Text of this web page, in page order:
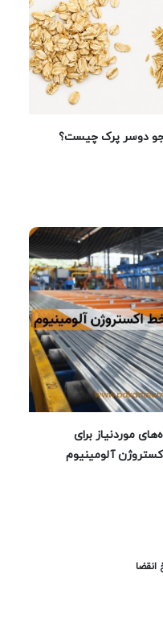
دوسر پرک چیست؟
موردنیاز برای
آلومینیوم